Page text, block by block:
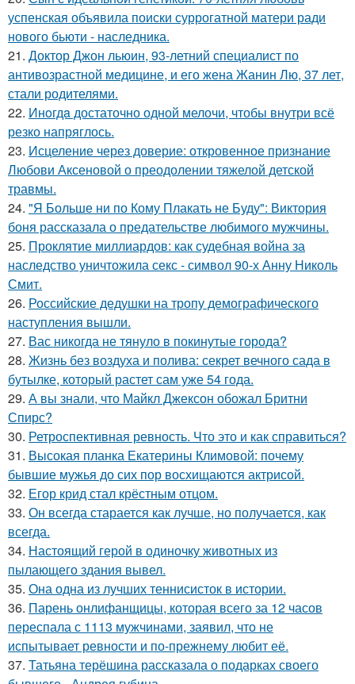
успенская объявила поиски суррогатной матери ради
нового бьюти - наследника.
21. Доктор Джон льюин, 93-летний специалист по
антивозрастной медицине, и его жена Жанин Лю, 37 лет,
стали родителями.
22. Инoгдa достаточно одной мелочи, чтобы внутри всё
резко напряглось.
23. Исцеление через доверие: откровенное признание
Любови Аксеновой о преодолении тяжелой детской
травмы.
24. "Я Больше ни по Кому Плакать не Буду": Виктория
боня рассказала о предательстве любимого мужчины.
25. Проклятие миллиардов: как судебная война за
наследство уничтожила секс - символ 90-х Анну Николь
Смит.
26. Российские дедушки на тропу демографического
наступления вышли.
27. Вас никогда не тянуло в покинутые города?
28. Жизнь без воздуха и полива: секрет вечного сада в
бутылке, который растет сам уже 54 года.
29. А вы знали, что Майкл Джексон обожал Бритни
Спирс?
30. Ретроспективная ревность. Что это и как справиться?
31. Высокая планка Екатерины Климовой: почему
бывшие мужья до сих пор восхищаются актрисой.
32. Егор крид стал крёстным отцом.
33. Он всегда старается как лучше, но получается, как
всегда.
34. Настоящий герой в одиночку животных из
пылающего здания вывел.
35. Она одна из лучших теннисисток в истории.
36. Парень онлифанщицы, которая всего за 12 часов
переспала с 1113 мужчинами, заявил, что не
испытывает ревности и по-прежнему любит её.
37. Татьяна терёшина рассказала о подарках своего